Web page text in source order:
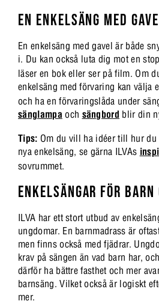
EN ENKELSÄNG MED
En enkelsäng med gavel är både
i. Du kan också luta dig mot en
läser en bok eller ser på film. Om
enkelsäng med förvaring kan välja
och ha en förvaringslåda under
sänglampa och sängbord blir din
Tips: Om du vill ha idéer till hur du
nya enkelsäng, se gärna ILVAs
sovrummet.
ENKELSÄNGAR FÖR BARN
ILVA har ett stort utbud av
ungdomar. En barnmadrass är
men finns också med fjädrar.
krav på sängen än vad barn har,
därför ha bättre fasthet och mer
barnsäng. Vilket också är logiskt
mer.